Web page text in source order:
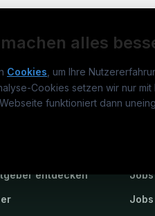
alles
Cookies , um Ihre
Cookies setzen wir nur mit
funktioniert dann
entdecken
Jobs